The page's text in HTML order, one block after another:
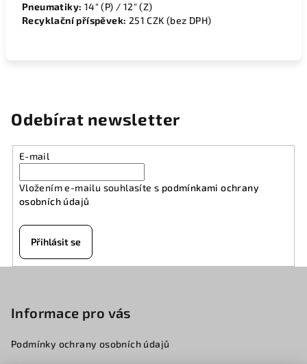
Pneumatiky: 14" (P) / 12" (Z)
Recyklační příspěvek: 251 CZK (bez DPH)
Odebírat newsletter
E-mail
Vložením e-mailu souhlasíte s podmínkami ochrany
osobních údajů
Přihlásit se
Informace pro vás
Podmínky ochrany osobních údajů